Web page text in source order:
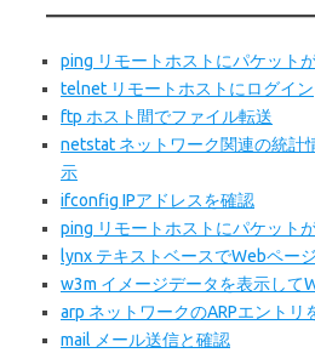
ping リモートホストにパケット
telnet リモートホストにログイン
ftp ホスト間でファイル転送
netstat ネットワーク関連の統計
示
ifconfig IPアドレスを確認
ping リモートホストにパケット
lynx テキストベースでWebペー
w3m イメージデータを表示して
arp ネットワークのARPエントリ
mail メール送信と確認